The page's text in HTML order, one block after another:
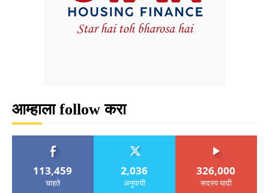
आम्हाला follow करा
113,459
चाहते
2,036
अनुयायी
326,000
सदस्य यादी